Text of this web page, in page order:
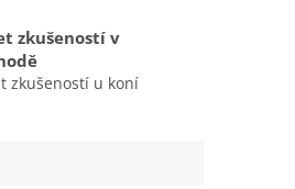
zkušeností v
zkušeností u koní